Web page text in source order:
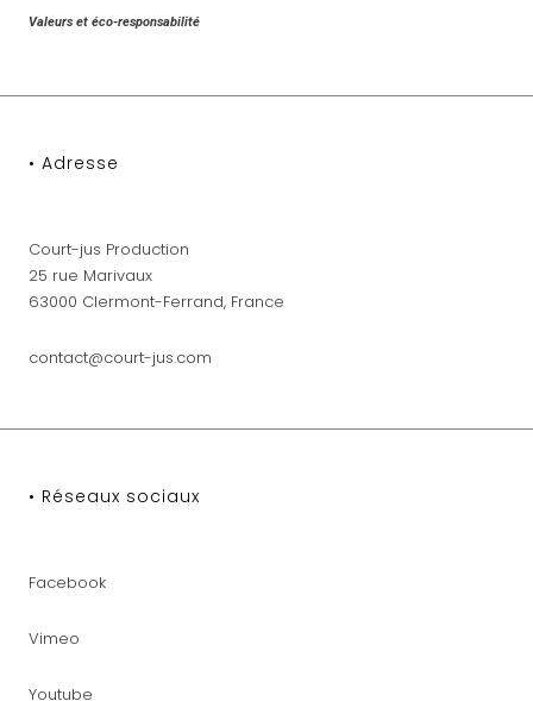
Valeurs et éco-responsabilité
• Adresse
Court-jus Production
25 rue Marivaux
63000 Clermont-Ferrand, France
contact@court-jus.com
• Réseaux sociaux
Facebook
Vimeo
Youtube